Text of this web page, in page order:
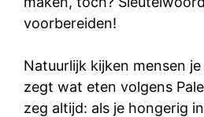
voorbereiden!
Natuurlijk kijken mensen
zegt wat eten volgens
zeg altijd: als je hongerig